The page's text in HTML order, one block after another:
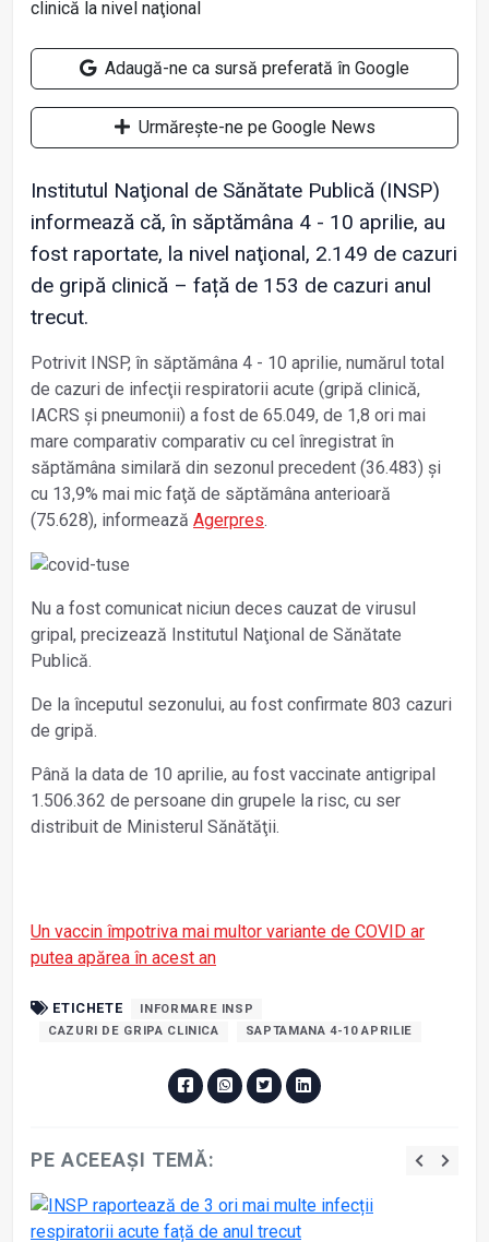
Adaugă-ne ca sursă preferată în Google
Urmărește-ne pe Google News
Institutul Naţional de Sănătate Publică (INSP)
informează că, în săptămâna 4 - 10 aprilie, au
fost raportate, la nivel naţional, 2.149 de cazuri
de gripă clinică – față de 153 de cazuri anul
trecut.
Potrivit INSP, în săptămâna 4 - 10 aprilie, numărul total
de cazuri de infecţii respiratorii acute (gripă clinică,
IACRS şi pneumonii) a fost de 65.049, de 1,8 ori mai
mare comparativ comparativ cu cel înregistrat în
săptămâna similară din sezonul precedent (36.483) şi
cu 13,9% mai mic faţă de săptămâna anterioară
(75.628), informează Agerpres.
Nu a fost comunicat niciun deces cauzat de virusul
gripal, precizează Institutul Naţional de Sănătate
Publică.
De la începutul sezonului, au fost confirmate 803 cazuri
de gripă.
Până la data de 10 aprilie, au fost vaccinate antigripal
1.506.362 de persoane din grupele la risc, cu ser
distribuit de Ministerul Sănătăţii.
Un vaccin împotriva mai multor variante de COVID ar
putea apărea în acest an
ETICHETE
INFORMARE INSP
CAZURI DE GRIPA CLINICA
SAPTAMANA 4-10 APRILIE
PE ACEEAȘI TEMĂ: